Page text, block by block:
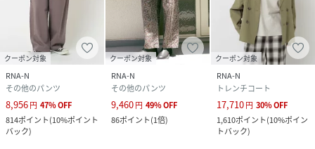
クーポン対象
RNA-N
その他のパンツ
8,956円 47%OFF
814ポイント(10%ポイント
バック)
クーポン対象
RNA-N
その他のパンツ
9,460円 49%OFF
86ポイント(1倍)
クーポン対象
RNA-N
トレンチコート
17,710円 30%OFF
1,610ポイント(10%ポイン
トバック)